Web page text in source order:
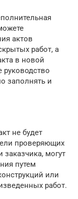
актов
работ, а
в новой
заполнять и
не будет
проверяющих
заказчика, могут
путем
или
работ.